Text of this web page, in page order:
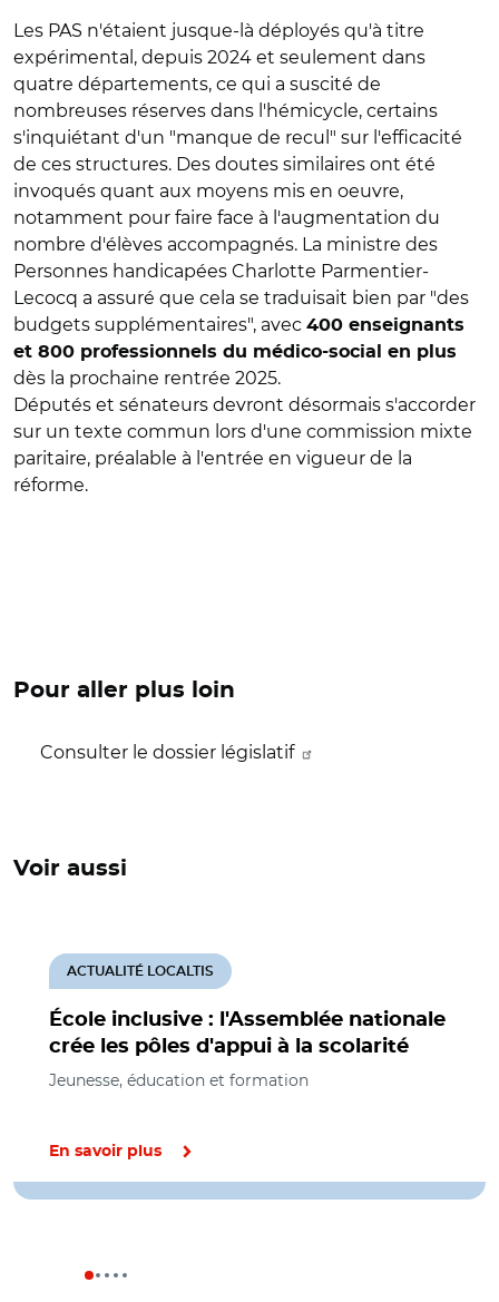
Les PAS n'étaient jusque-là déployés qu'à titre
expérimental, depuis 2024 et seulement dans
quatre départements, ce qui a suscité de
nombreuses réserves dans l'hémicycle, certains
s'inquiétant d'un "manque de recul" sur l'efficacité
de ces structures. Des doutes similaires ont été
invoqués quant aux moyens mis en oeuvre,
notamment pour faire face à l'augmentation du
nombre d'élèves accompagnés. La ministre des
Personnes handicapées Charlotte Parmentier-
Lecocq a assuré que cela se traduisait bien par "des
budgets supplémentaires", avec 400 enseignants
et 800 professionnels du médico-social en plus
dès la prochaine rentrée 2025.
Députés et sénateurs devront désormais s'accorder
sur un texte commun lors d'une commission mixte
paritaire, préalable à l'entrée en vigueur de la
réforme.
Pour aller plus loin
Consulter le dossier législatif
Voir aussi
École inclusive : l'Assemblée nationale
crée les pôles d'appui à la scolarité
ACTUALITÉ LOCALTIS
Jeunesse, éducation et formation
En savoir plus